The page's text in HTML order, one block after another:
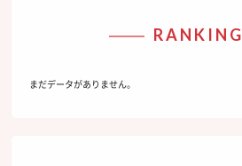
RANKING
まだデータがありません。